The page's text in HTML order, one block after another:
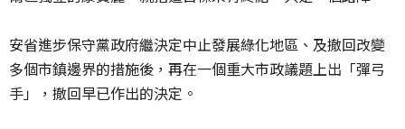
安省進步保守黨政府繼決定中止發展綠化地區、及撤回改變
多個市鎮邊界的措施後，再在一個重大市政議題上出「彈弓
手」，撤回早已作出的決定。